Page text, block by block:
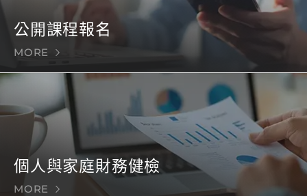
公開課程報名
MORE
個人與家庭財務健檢
MORE